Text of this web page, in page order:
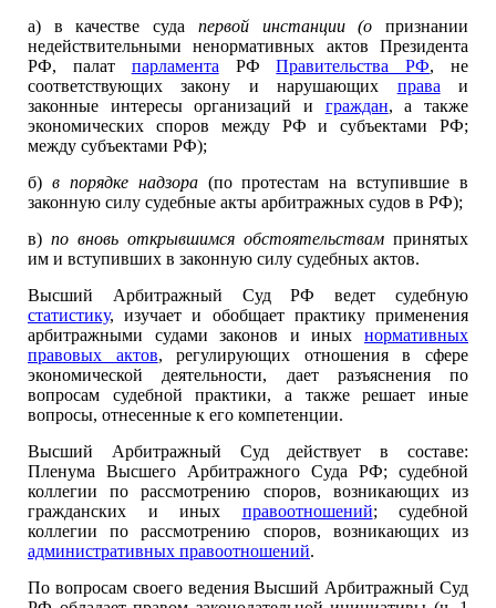
а) в качестве суда первой инстанции (о признании
недействительными ненормативных актов Президента
РФ, палат парламента РФПравительства РФ, не
соответствующих закону и нарушающих права и
законные интересы организаций и граждан, а также
экономических споров между РФ и субъектами РФ;
между субъектами РФ);
б) в порядке надзора(по протестам на вступившие в
законную силу судебные акты арбитражных судов в РФ);
в) по вновь открывшимся обстоятельствам принятых
им и вступивших в законную силу судебных актов.
Высший Арбитражный Суд РФ ведет судебную
статистику, изучает и обобщает практику применения
арбитражными судами законов и иных нормативных
правовых актов, регулирующих отношения в сфере
экономической деятельности, дает разъяснения по
вопросам судебной практики, а также решает иные
вопросы, отнесенные к его компетенции.
Высший Арбитражный Суд действует в составе:
Пленума Высшего Арбитражного Суда РФ; судебной
коллегии по рассмотрению споров, возникающих из
гражданских и иных правоотношений; судебной
коллегии по рассмотрению споров, возникающих из
административных правоотношений.
По вопросам своего ведения Высший Арбитражный Суд